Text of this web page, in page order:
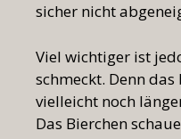
sicher nicht
Viel wichtiger ist
schmeckt. Denn
vielleicht noch
Das Bierchen